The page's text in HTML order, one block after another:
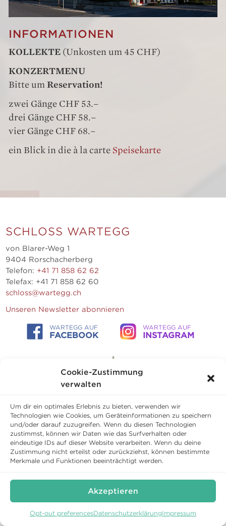
Cookie-Zustimmung
verwalten
Um dir ein optimales Erlebnis zu bieten, verwenden wir
Technologien wie Cookies, um Geräteinformationen zu speichern
und/oder darauf zuzugreifen. Wenn du diesen Technologien
zustimmst, können wir Daten wie das Surfverhalten oder
eindeutige IDs auf dieser Website verarbeiten. Wenn du deine
Zustimmung nicht erteilst oder zurückziehst, können bestimmte
Merkmale und Funktionen beeinträchtigt werden.
Akzeptieren
Opt-out preferencesDatenschutzerklärungImpressum
INFORMATIONEN
KOLLEKTE (Unkosten um 45 CHF)
KONZERTMENU
Bitte um Reservation!
zwei Gänge CHF 53.–
drei Gänge CHF 58.–
vier Gänge CHF 68.–
ein Blick in die à la carte Speisekarte
SCHLOSS WARTEGG
von Blarer-Weg 1
9404 Rorschacherberg
Telefon: +41 71 858 62 62
Telefax: +41 71 858 62 60
schloss@wartegg.ch
Unseren Newsletter abonnieren
WARTEGG AUF
FACEBOOK
WARTEGG AUF
INSTAGRAM
Copyright © 2026 Schloss Wartegg Betriebs AG
Impressum